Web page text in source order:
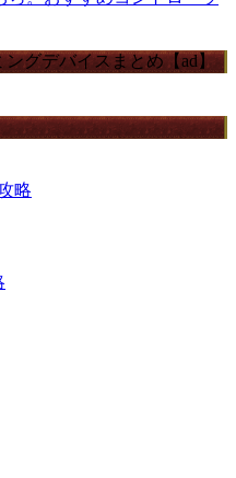
グデバイスまとめ【ad】
略